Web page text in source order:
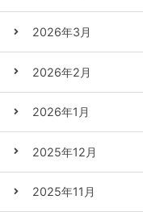
2026年3月
2026年2月
2026年1月
2025年12月
2025年11月